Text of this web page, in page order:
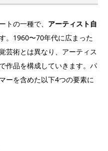
トの一種で、 アーティスト自
。1960〜70年代に広まった
芸術とは異なり、アーティス
作品を構成していきます。パ
ーを含めた以下4つの要素に